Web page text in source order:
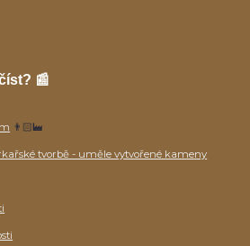
📰
👨🏻‍🏭
tvorbě - uměle vytvořené kameny